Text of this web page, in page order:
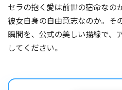
セラの抱く愛は前世の宿命なの
彼女自身の自由意志なのか。そ
瞬間を、公式の美しい描線で、
してください。